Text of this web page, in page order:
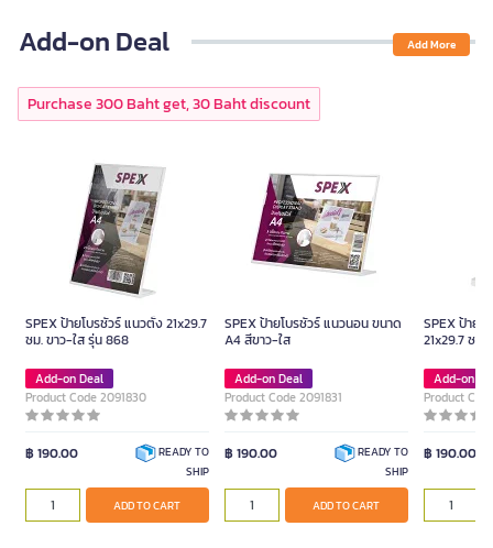
Add-on Deal Add More
Purchase 300 Baht get, 30 Baht discount
SPEX ป้ายโบรชัวร์ แนวตั้ง 21x29.7
ซม. ขาว-ใส รุ่น 868
Add-on Deal
Product Code 2091830
฿ 190.00
READY TO
SHIP
ADD TO CART
SPEX ป้ายโบรชัวร์ แนวนอน ขนาด
A4 สีขาว-ใส
Add-on Deal
Product Code 2091831
฿ 190.00
READY TO
SHIP
ADD TO CART
SPEX ป้าย
21x29.7 ซม.
Add-on
Product
฿ 190.00